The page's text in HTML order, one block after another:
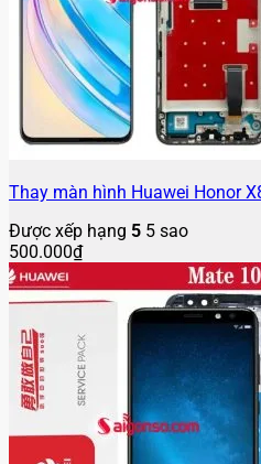
Thay màn hình Huawei Honor
Được xếp hạng 5 5 sao
500.000₫